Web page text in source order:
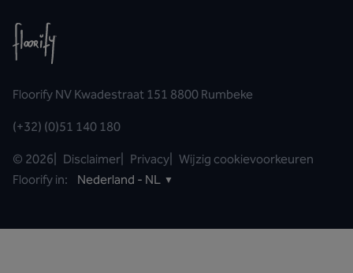
Floorify NV Kwadestraat 151 8800 Rumbeke
(+32) (0)51 140 180
© 2026 Disclaimer Privacy
Wijzig cookievoorkeuren
Floorify in:
Nederland - NL ▼